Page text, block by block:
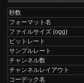
秒数
フォーマット名
ファイルサイズ (ogg)
ビットレート
サンプルレート
チャンネル数
チャンネルレイアウト
コーデック名